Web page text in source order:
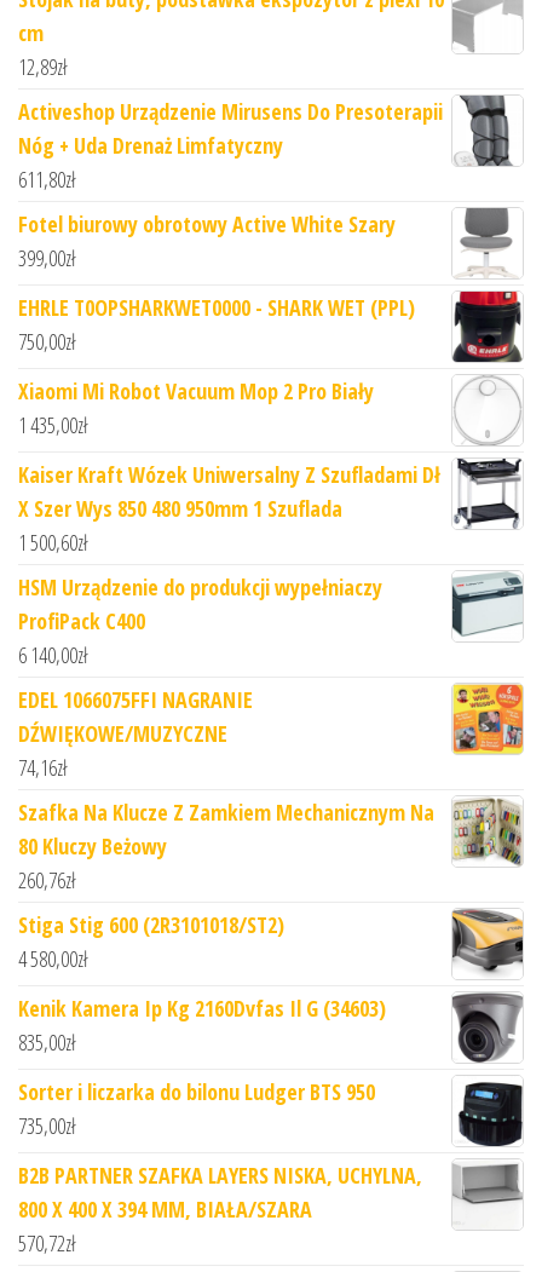
cm
12,89zł
Activeshop Urządzenie Mirusens Do Presoterapii
Nóg + Uda Drenaż Limfatyczny
611,80zł
Fotel biurowy obrotowy Active White Szary
399,00zł
EHRLE T0OPSHARKWET0000 - SHARK WET (PPL)
750,00zł
Xiaomi Mi Robot Vacuum Mop 2 Pro Biały
1 435,00zł
Kaiser Kraft Wózek Uniwersalny Z Szufladami Dł
X Szer Wys 850 480 950mm 1 Szuflada
1 500,60zł
HSM Urządzenie do produkcji wypełniaczy
ProfiPack C400
6 140,00zł
EDEL 1066075FFI NAGRANIE
DŹWIĘKOWE/MUZYCZNE
74,16zł
Szafka Na Klucze Z Zamkiem Mechanicznym Na
80 Kluczy Beżowy
260,76zł
Stiga Stig 600 (2R3101018/ST2)
4 580,00zł
Kenik Kamera Ip Kg 2160Dvfas Il G (34603)
835,00zł
Sorter i liczarka do bilonu Ludger BTS 950
735,00zł
B2B PARTNER SZAFKA LAYERS NISKA, UCHYLNA,
800 X 400 X 394 MM, BIAŁA/SZARA
570,72zł